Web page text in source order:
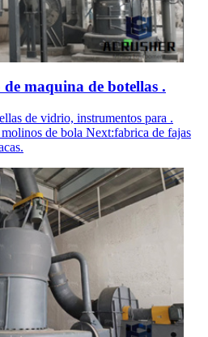
maquina de botellas .
de vidrio, instrumentos para .
de bola Next:fabrica de fajas